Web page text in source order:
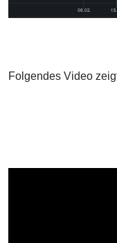
Folgendes Video